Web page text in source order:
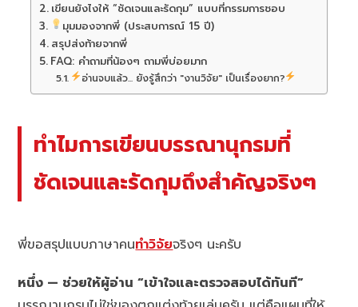
เขียนยังไงให้ “ชัดเจนและรัดกุม” แบบที่กรรมการชอบ
มุมมองจากพี่ (ประสบการณ์ 15 ปี)
สรุปส่งท้ายจากพี่
FAQ: คำถามที่น้องๆ ถามพี่บ่อยมาก
อ่านจบแล้ว... ยังรู้สึกว่า "งานวิจัย" เป็นเรื่องยาก?
ทำไมการเขียนบรรณานุกรมที่
ชัดเจนและรัดกุมถึงสำคัญจริงๆ
พี่ขอสรุปแบบภาษาคนทำวิจัยจริงๆ นะครับ
หนึ่ง — ช่วยให้ผู้อ่าน “เข้าใจและตรวจสอบได้ทันที”